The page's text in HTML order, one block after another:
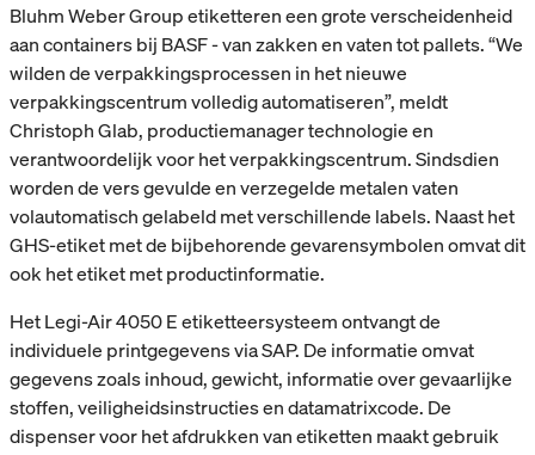
Bluhm Weber Group etiketteren een grote verscheidenheid
aan containers bij BASF - van zakken en vaten tot pallets. “We
wilden de verpakkingsprocessen in het nieuwe
verpakkingscentrum volledig automatiseren”, meldt
Christoph Glab, productiemanager technologie en
verantwoordelijk voor het verpakkingscentrum. Sindsdien
worden de vers gevulde en verzegelde metalen vaten
volautomatisch gelabeld met verschillende labels. Naast het
GHS-etiket met de bijbehorende gevarensymbolen omvat dit
ook het etiket met productinformatie.
Het Legi-Air 4050 E etiketteersysteem ontvangt de
individuele printgegevens via SAP. De informatie omvat
gegevens zoals inhoud, gewicht, informatie over gevaarlijke
stoffen, veiligheidsinstructies en datamatrixcode. De
dispenser voor het afdrukken van etiketten maakt gebruik